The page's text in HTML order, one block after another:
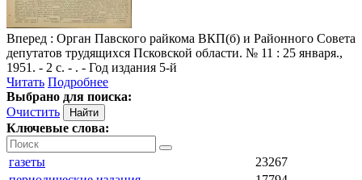
Вперед : Орган Павского райкома ВКП(б) и Районного Совета
депутатов трудящихся Псковской области. № 11 : 25 января.,
1951. - 2 с. - . - Год издания 5-й
Читать Подробнее
Выбрано для поиска:
Очистить
Ключевые слова:
газеты
23267